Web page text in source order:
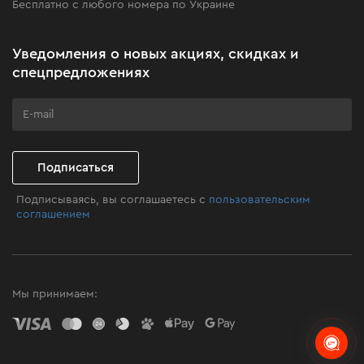
Клуб мастерства
Бесплатно с любого номера по Украине
Уведомления о новых акциях, скидках и
спецпредложениях
Подписаться
Подписываясь, вы соглашаетесь с пользовательским
соглашением
Мы принимаем: